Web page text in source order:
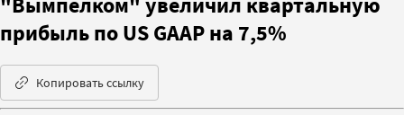
прибыль по US GAAP на 7,5%
Копировать ссылку